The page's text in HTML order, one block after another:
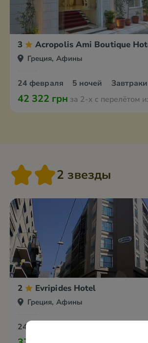
3 Acropolis Ami Boutique
Греция, Афины
24 февраля 5 ночей Завтраки
42 322 грн за 2-х с перелётом
2 звезды
2 Evripides Hotel
Греция, Афины
24 февраля